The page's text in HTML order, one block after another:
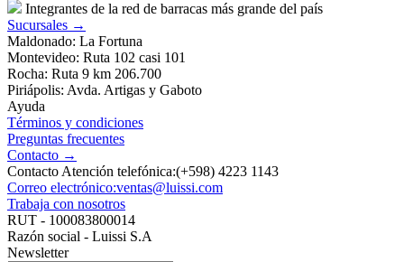
Integrantes de la red de barracas más grande del país
Sucursales →
Maldonado: La Fortuna
Montevideo: Ruta 102 casi 101
Rocha: Ruta 9 km 206.700
Piriápolis: Avda. Artigas y Gaboto
Ayuda
Términos y condiciones
Preguntas frecuentes
Contacto →
Contacto Atención telefónica:(+598) 4223 1143
Correo electrónico:ventas@luissi.com
Trabaja con nosotros
RUT - 100083800014
Razón social - Luissi S.A
Newsletter